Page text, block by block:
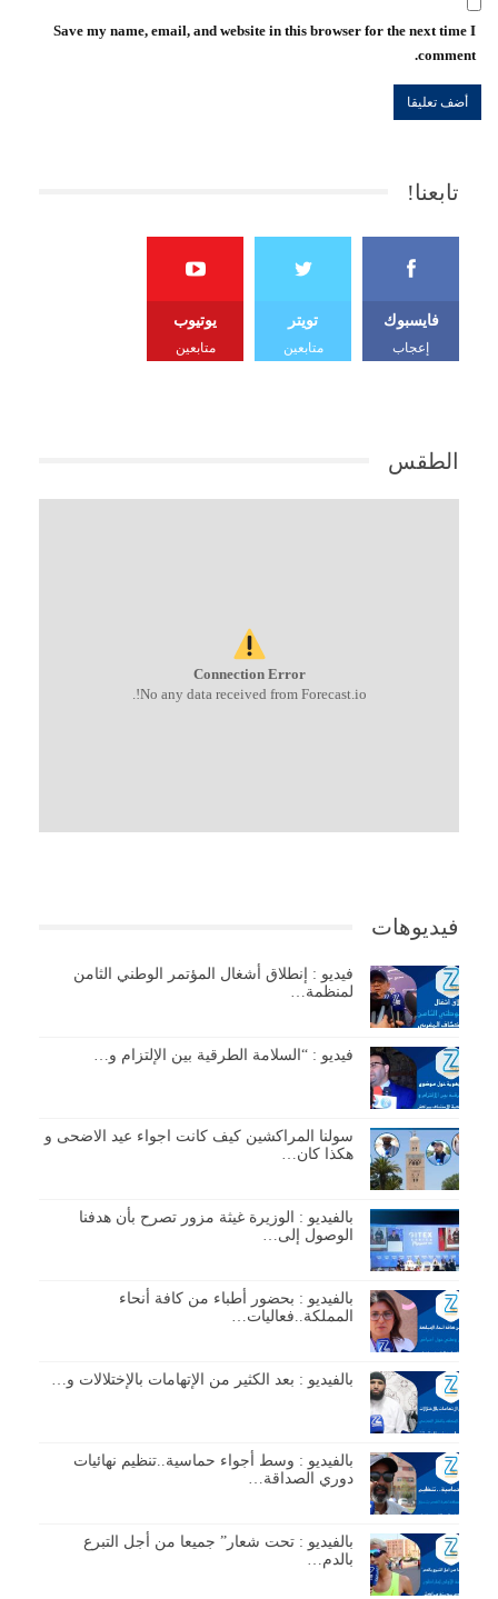
Save my name, email, and website in this browser for the next time I
comment.
تابعنا!
فايسبوك
إعجاب
تويتر
متابعين
يوتيوب
متابعين
الطقس
Connection Error
No any data received from Forecast.io!.
فيديوهات
فيديو : إنطلاق أشغال المؤتمر الوطني الثامن
لمنظمة…
فيديو : “السلامة الطرقية بين الإلتزام و…
سولنا المراكشين كيف كانت اجواء عيد الاضحى و
هكذا كان…
بالفيديو : الوزيرة غيثة مزور تصرح بأن هدفنا
الوصول إلى…
بالفيديو : بحضور أطباء من كافة أنحاء
المملكة..فعاليات…
بالفيديو : بعد الكثير من الإتهامات بالإختلالات و…
بالفيديو : وسط أجواء حماسية..تنظيم نهائيات
دوري الصداقة…
بالفيديو : تحت شعار” جميعا من أجل التبرع
بالدم…